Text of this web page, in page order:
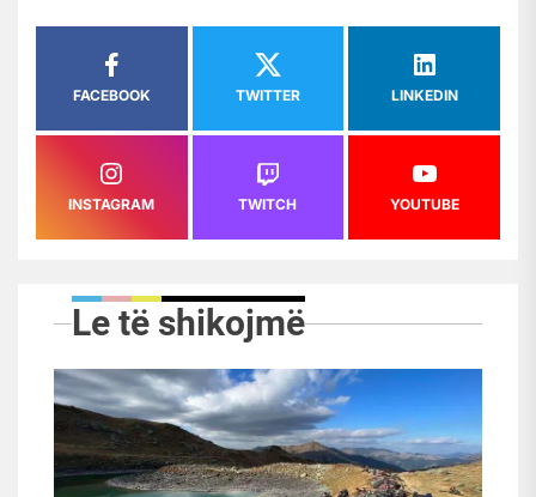
FACEBOOK TWITTER LINKEDIN
INSTAGRAM TWITCH YOUTUBE
Le të shikojmë